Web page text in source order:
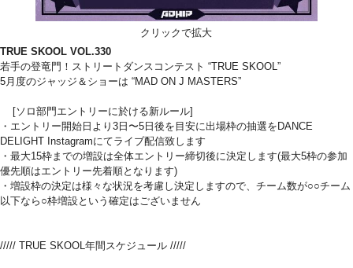
クリックで拡大
TRUE SKOOL VOL.330
若手の登竜門！ストリートダンスコンテスト “TRUE SKOOL”
5月度のジャッジ＆ショーは “MAD ON J MASTERS”
[ソロ部門エントリーに於ける新ルール]
・エントリー開始日より3日〜5日後を目安に出場枠の抽選をDANCE
DELIGHT Instagramにてライブ配信致します
・最大15枠までの増設は全体エントリー締切後に決定します(最大5枠の参加
優先順はエントリー先着順となります)
・増設枠の決定は様々な状況を考慮し決定しますので、チーム数が○○チーム
以下なら○枠増設という確定はございません
///// TRUE SKOOL年間スケジュール /////